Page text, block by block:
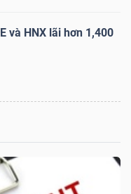
và HNX lãi hơn 1,400